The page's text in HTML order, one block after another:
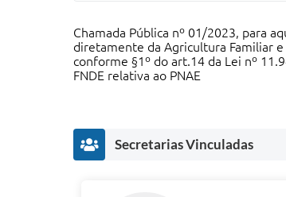
Chamada Pública nº 01/2023, para
diretamente da Agricultura Familiar
conforme §1º do art.14 da Lei nº
FNDE relativa ao PNAE
Secretarias Vinculadas